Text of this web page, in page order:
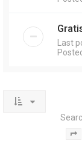
Last